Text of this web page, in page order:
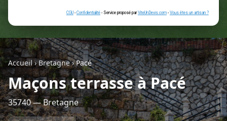
Géolocalisez-moi automatiquement !
Retour à la liste des métiers
CGU - Confidentialité - Service proposé parViteUnDevis.com-Vous
Accueil›Bretagne›Pacé
Maçons terrasse à Pacé
35740 — Bretagne